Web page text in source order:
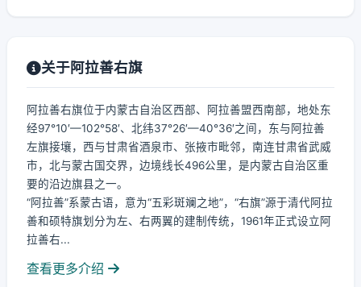
关于阿拉善右旗
阿拉善右旗位于内蒙古自治区西部、阿拉善盟西南部，地处东
经97°10′—102°58′、北纬37°26′—40°36′之间，东与阿拉善
左旗接壤，西与甘肃省酒泉市、张掖市毗邻，南连甘肃省武威
市，北与蒙古国交界，边境线长496公里，是内蒙古自治区重
要的沿边旗县之一。
“阿拉善”系蒙古语，意为“五彩斑斓之地”，“右旗”源于清代阿拉
善和硕特旗划分为左、右两翼的建制传统，1961年正式设立阿
拉善右...
查看更多介绍